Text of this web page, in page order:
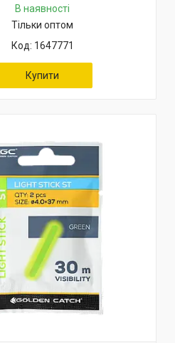
В наявності
Тільки оптом
1647771
Купити